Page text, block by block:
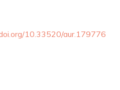
10.33520/aur.179776